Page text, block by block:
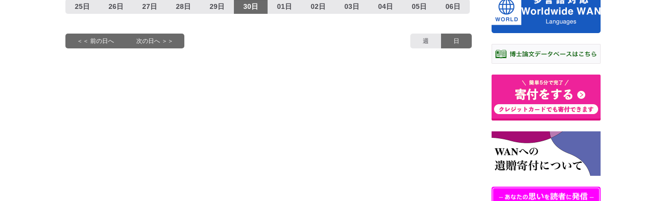
25日 26日 27日 28日 29日 30日 01日 02日 03日 04日 05日 06日
＜＜ 前の日へ 次の日へ ＞＞ 週 日